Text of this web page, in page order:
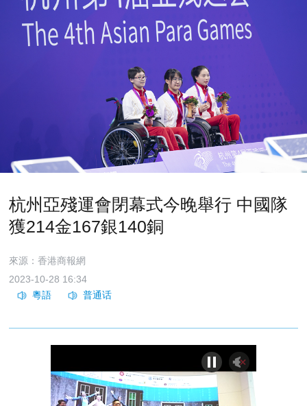
杭州亞殘運會閉幕式今晚舉行 中國隊
獲214金167銀140銅
來源：香港商報網
2023-10-28 16:34